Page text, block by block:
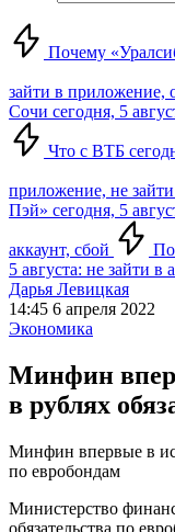
Почему
зайти в приложение,
Сочи сегодня, 5
Что с ВТБ
приложение, не
Пэй» сегодня, 5
аккаунт, сбой
5 августа: не зайти в
Дарья Левицкая
14:45 6 апреля 2022
Экономика
Минфин
в рублях
Минфин впервые в
по евробондам
Министерство
обязательства по